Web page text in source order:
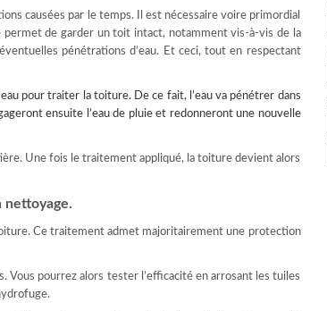
causées par le temps. Il est nécessaire voire primordial
permet de garder un toit intact, notamment vis-à-vis de la
pénétrations d’eau. Et ceci, tout en respectant
pourtraiter la toiture. De ce fait, l’eau va pénétrer dans
ensuite l’eau de pluie et redonneront une nouvelle
Une fois le traitement appliqué, la toiture devient alors
nettoyage.
Ce traitement admet majoritairement une protection
Vous pourrez alors tester l’efficacité en arrosant les tuiles